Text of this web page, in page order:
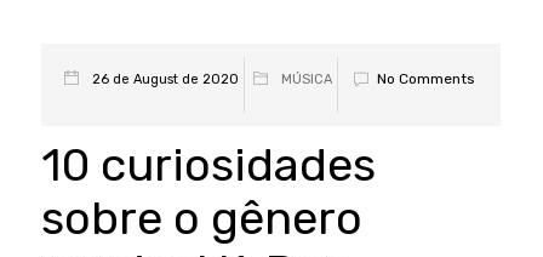
26 de August de 2020 MÚSICA No Comments
10 curiosidades
sobre o gênero